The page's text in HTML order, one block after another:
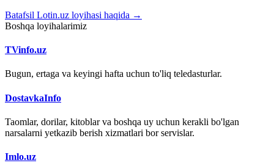
Batafsil Lotin.uz loyihasi haqida →
Boshqa loyihalarimiz
TVinfo.uz
Bugun, ertaga va keyingi hafta uchun to'liq teledasturlar.
DostavkaInfo
Taomlar, dorilar, kitoblar va boshqa uy uchun kerakli bo'lgan
narsalarni yetkazib berish xizmatlari bor servislar.
Imlo.uz